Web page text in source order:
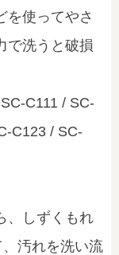
を使ってやさ
で洗うと破損
C111 / SC-
C123 / SC-
、しずくもれ
汚れを洗い流